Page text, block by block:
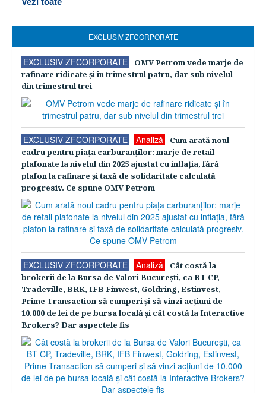
EXCLUSIV ZFCORPORATE
EXCLUSIV ZFCORPORATE
OMV Petrom vede marje de
rafinare ridicate şi în trimestrul patru, dar sub nivelul
din trimestrul trei
EXCLUSIV ZFCORPORATE Analiză
Cum arată noul
cadru pentru piaţa carburanţilor: marje de retail
plafonate la nivelul din 2025 ajustat cu inflaţia, fără
plafon la rafinare şi taxă de solidaritate calculată
progresiv. Ce spune OMV Petrom
EXCLUSIV ZFCORPORATE Analiză
Cât costă la
brokerii de la Bursa de Valori Bucureşti, ca BT CP,
Tradeville, BRK, IFB Finwest, Goldring, Estinvest,
Prime Transaction să cumperi şi să vinzi acţiuni de
10.000 de lei de pe bursa locală şi cât costă la Interactive
Brokers? Dar aspectele fis